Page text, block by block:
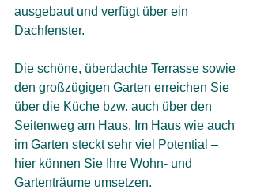
ausgebaut und verfügt über ein
Dachfenster.
Die schöne, überdachte Terrasse sowie
den großzügigen Garten erreichen Sie
über die Küche bzw. auch über den
Seitenweg am Haus. Im Haus wie auch
im Garten steckt sehr viel Potential –
hier können Sie Ihre Wohn- und
Gartenträume umsetzen.